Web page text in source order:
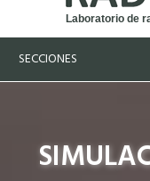
Laboratorio de
SECCIONES
RADÓN